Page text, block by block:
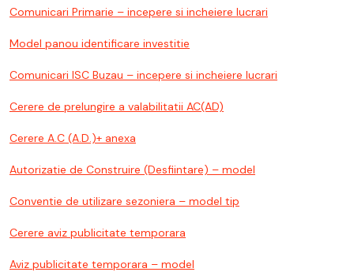
Comunicari Primarie – incepere si incheiere lucrari
Model panou identificare investitie
Comunicari ISC Buzau – incepere si incheiere lucrari
Cerere de prelungire a valabilitatii AC(AD)
Cerere A.C (A.D.)+ anexa
Autorizatie de Construire (Desfiintare) – model
Conventie de utilizare sezoniera – model tip
Cerere aviz publicitate temporara
Aviz publicitate temporara – model